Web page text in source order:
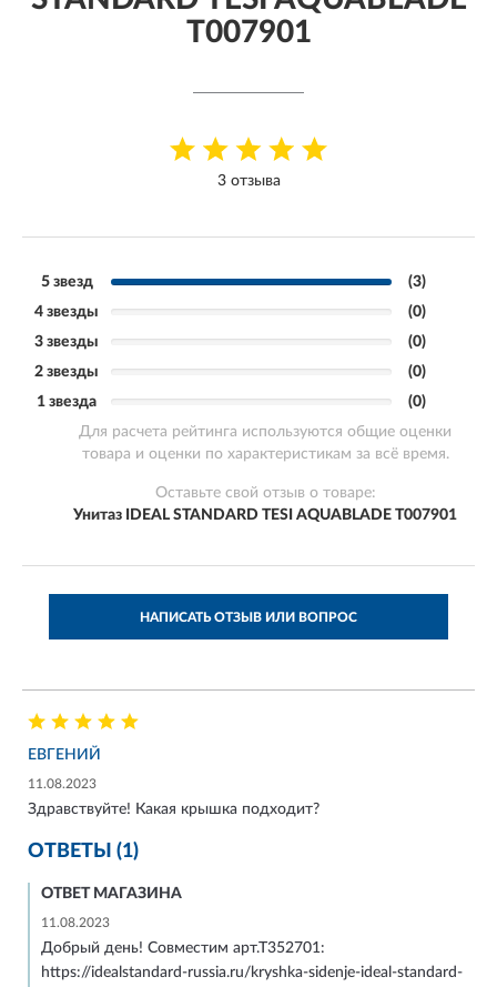
T007901
3 отзыва
5 звезд
(3)
4 звезды
(0)
3 звезды
(0)
2 звезды
(0)
1 звезда
(0)
Для расчета рейтинга используются общие оценки
товара и оценки по характеристикам за всё время.
Оставьте свой отзыв о товаре:
Унитаз IDEAL STANDARD TESI AQUABLADE T007901
НАПИСАТЬ ОТЗЫВ ИЛИ ВОПРОС
ЕВГЕНИЙ
11.08.2023
Здравствуйте! Какая крышка подходит?
ОТВЕТЫ (1)
ОТВЕТ МАГАЗИНА
11.08.2023
Добрый день! Совместим арт.Т352701:
https://idealstandard-russia.ru/kryshka-sidenje-ideal-standard-